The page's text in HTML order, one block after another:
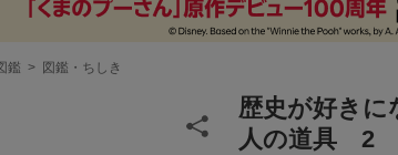
鑑 > 図鑑・ちしき
歴史が好き
人の道具 2